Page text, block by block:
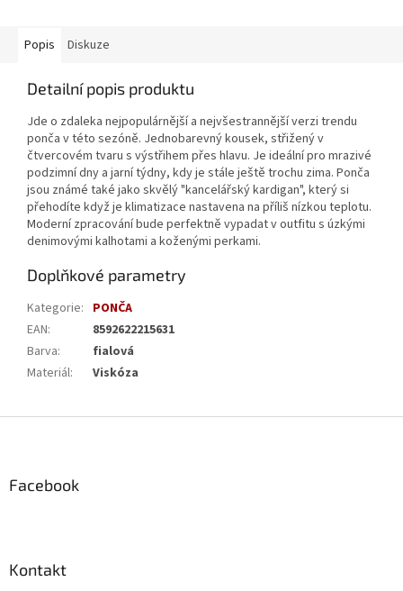
Popis Diskuze
Detailní popis produktu
Jde o zdaleka nejpopulárnější a nejvšestrannější verzi trendu
ponča v této sezóně. Jednobarevný kousek, střižený v
čtvercovém tvaru s výstřihem přes hlavu. Je ideální pro mrazivé
podzimní dny a jarní týdny, kdy je stále ještě trochu zima. Ponča
jsou známé také jako skvělý "kancelářský kardigan", který si
přehodíte když je klimatizace nastavena na příliš nízkou teplotu.
Moderní zpracování bude perfektně vypadat v outfitu s úzkými
denimovými kalhotami a koženými perkami.
Doplňkové parametry
Kategorie: PONČA
EAN:
8592622215631
Barva:
fialová
Materiál: Viskóza
Facebook
Kontakt